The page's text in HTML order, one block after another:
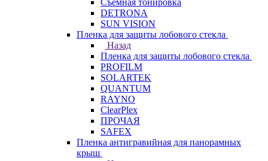
Съемная тонировка
DETRONA
SUN VISION
Пленка для защиты лобового стекла
Назад
Пленка для защиты лобового стекла
PROFILM
SOLARTEK
QUANTUM
RAYNO
ClearPlex
ПРОЧАЯ
SAFEX
Пленка антигравийная для панорамных
крыш